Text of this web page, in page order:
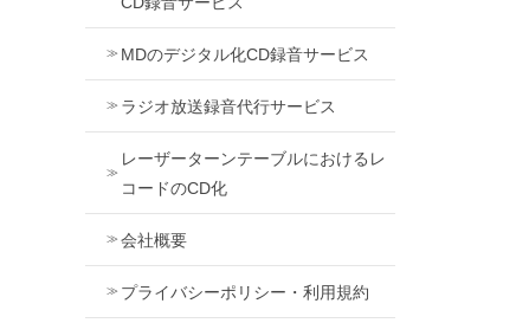
MDのデジタル化CD録音サービス
ラジオ放送録音代行サービス
レーザーターンテーブルにおけるレ
コードのCD化
会社概要
プライバシーポリシー・利用規約